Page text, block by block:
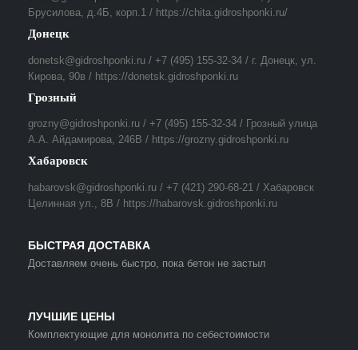
Брусилова, д.4Б, корп.1 / https://chita.gidroshponki.ru/
Донецк
donetsk@gidroshponki.ru / +7 (495) 155-32-34 / г. Донецк, ул.
Кирова, 90в / https://donetsk.gidroshponki.ru
Грозный
grozny@gidroshponki.ru / +7 (495) 155-32-34 / Грозный улица
А.А. Айдамирова, 246В / https://grozny.gidroshponki.ru
Хабаровск
habarovsk@gidroshponki.ru / +7 (421) 290-68-21 / Хабаровск
Целинная ул., 8В / https://habarovsk.gidroshponki.ru
БЫСТРАЯ ДОСТАВКА
Доставляем очень быстро, пока бетон не застыл
ЛУЧШИЕ ЦЕНЫ
Комплектующие для монолита по себестоимости